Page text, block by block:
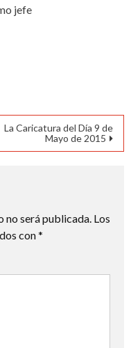
jefe
La Caricatura del Día 9 de
Mayo de 2015
no será publicada. Los
con*